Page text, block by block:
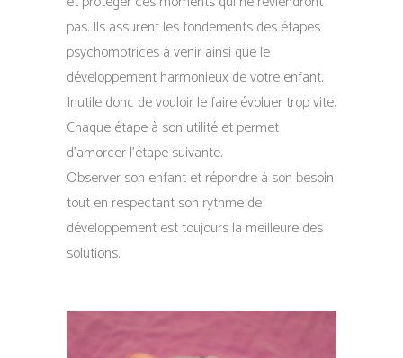
pas. Ils assurent les fondements des étapes
psychomotrices à venir ainsi que le
développement harmonieux de votre enfant.
Inutile donc de vouloir le faire évoluer trop vite.
Chaque étape à son utilité et permet
d’amorcer l’étape suivante.
Observer son enfant et répondre à son besoin
tout en respectant son rythme de
développement est toujours la meilleure des
solutions.